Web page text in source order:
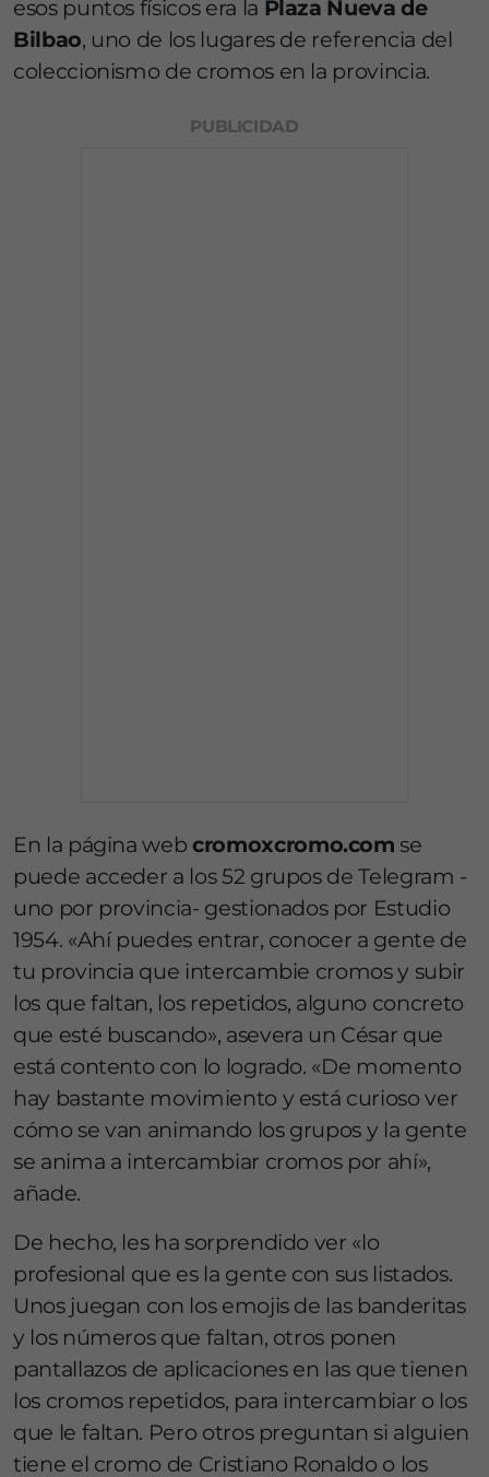
esos puntos físicos era la Plaza Nueva de
Bilbao, uno de los lugares de referencia del
coleccionismo de cromos en la provincia.
PUBLICIDAD
En la página webcromoxcromo.comse
puede acceder a los 52 grupos de Telegram -
uno por provincia- gestionados por Estudio
1954. «Ahí puedes entrar, conocer a gente de
tu provincia que intercambie cromos y subir
los que faltan, los repetidos, alguno concreto
que esté buscando», asevera un César que
está contento con lo logrado. «De momento
hay bastante movimiento y está curioso ver
cómo se van animando los grupos y la gente
se anima a intercambiar cromos por ahí»,
añade.
De hecho, les ha sorprendido ver «lo
profesional que es la gente con sus listados.
Unos juegan con los emojis de las banderitas
y los números que faltan, otros ponen
pantallazos de aplicaciones en las que tienen
los cromos repetidos, para intercambiar o los
que le faltan. Pero otros preguntan si alguien
tiene el cromo de Cristiano Ronaldo o los